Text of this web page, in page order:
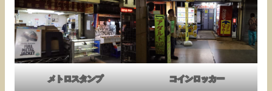
メトロスタンプ コインロッカー